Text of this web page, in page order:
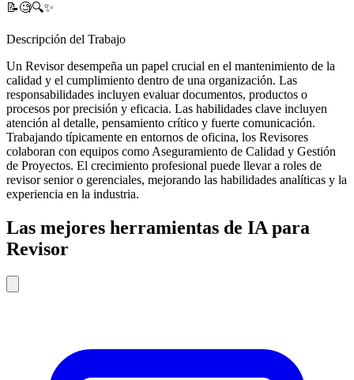
📝🧐🔍✨
Descripción del Trabajo
Un Revisor desempeña un papel crucial en el mantenimiento de la
calidad y el cumplimiento dentro de una organización. Las
responsabilidades incluyen evaluar documentos, productos o
procesos por precisión y eficacia. Las habilidades clave incluyen
atención al detalle, pensamiento crítico y fuerte comunicación.
Trabajando típicamente en entornos de oficina, los Revisores
colaboran con equipos como Aseguramiento de Calidad y Gestión
de Proyectos. El crecimiento profesional puede llevar a roles de
revisor senior o gerenciales, mejorando las habilidades analíticas y la
experiencia en la industria.
Las mejores herramientas de IA para
Revisor